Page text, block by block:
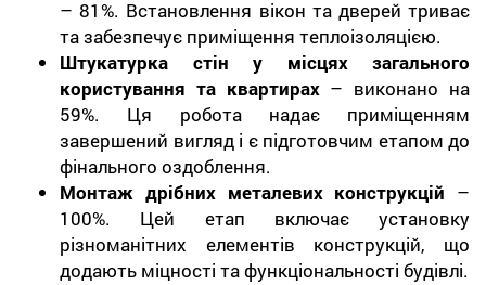
– 81%. Встановлення вікон та дверей триває
та забезпечує приміщення теплоізоляцією.
Штукатурка стін у місцях загального
користування та квартирах– виконано на
59%. Ця робота надає приміщенням
завершений вигляд і є підготовчим етапом до
фінального оздоблення.
Монтаж дрібних металевих конструкцій –
100%. Цей етап включає установку
різноманітних елементів конструкцій, що
додають міцності та функціональності будівлі.